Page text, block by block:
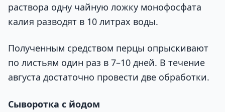
раствора одну чайную ложку монофосфата
калия разводят в 10 литрах воды.
Полученным средством перцы опрыскивают
по листьям один раз в 7–10 дней. В течение
августа достаточно провести две обработки.
Сыворотка с йодом